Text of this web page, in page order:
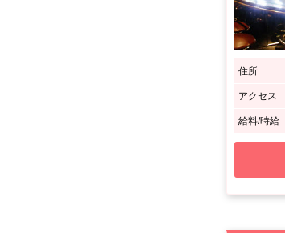
住所
アクセス
給料/時給